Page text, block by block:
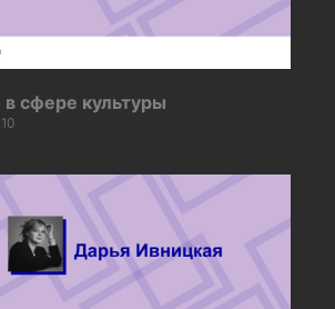
сфере культуры